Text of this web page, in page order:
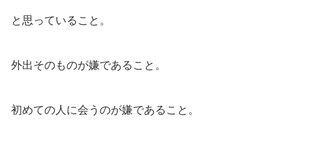
と思っていること。
外出そのものが嫌であること。
初めての人に会うのが嫌であること。